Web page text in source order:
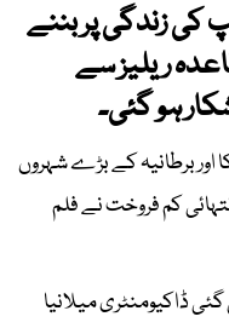
کی زندگی پر بننے
ریلیز سے
ہو گئی۔
برطانیہ کے بڑے شہروں
کم فروخت نے فلم
کی گئی ڈاکیومنٹری میلانیا